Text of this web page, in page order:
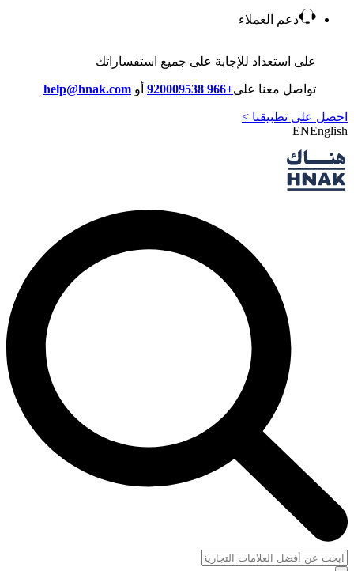
دعم العملاء
على استعداد للإجابة على جميع استفساراتك
تواصل معنا على+966 920009538 أو help@hnak.com
احصل على تطبيقنا >
ENEnglish